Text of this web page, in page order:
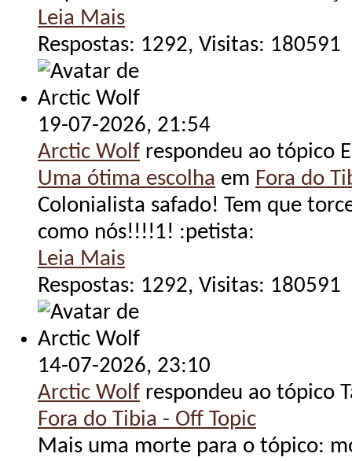
Leia Mais
Respostas: 1292, Visitas: 180591
19-07-2026, 21:54
Arctic Wolf respondeu ao tópico
Uma ótima escolha em Fora do
Colonialista safado! Tem que
como nós!!!!1! :petista:
Leia Mais
Respostas: 1292, Visitas: 180591
14-07-2026, 23:10
Arctic Wolf respondeu ao tópico
Fora do Tibia - Off Topic
Mais uma morte para o tópico: